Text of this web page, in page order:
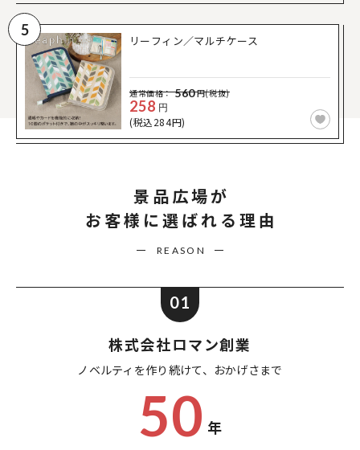
5
リーフィン／マルチケース
通常価格： 560円(税抜)
258 円
(税込284円)
景品広場が
お客様に選ばれる理由
REASON
01
株式会社ロマン創業
ノベルティを作り続けて、 おかげさまで
50 年